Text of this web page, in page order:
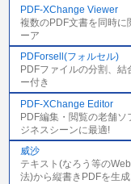
PDF-XChange Viewer
複数のPDF文書を同時に
ーア
PDForsell(フォルセル)
PDFファイルの分割、
ー付き
PDF-XChange Editor
PDF編集・閲覧の老舗
ジネスシーンに最適!
威沙
テキスト(なろう等の
法)から縦書きPDFを生成